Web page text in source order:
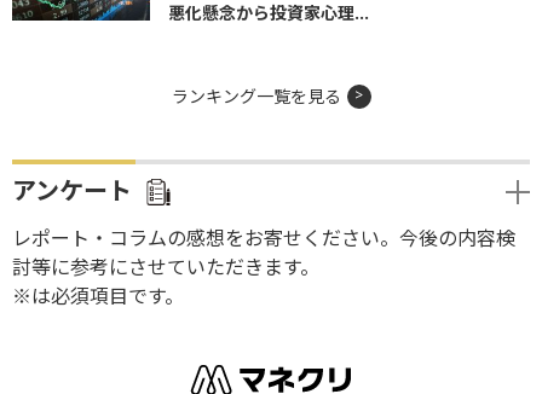
悪化懸念から投資家心理...
ランキング一覧を見る
アンケート
レポート・コラムの感想をお寄せください。今後の内容検
討等に参考にさせていただきます。
※は必須項目です。